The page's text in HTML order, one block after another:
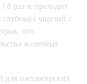
раз и проходит
ущелий с
что
железных
для пассажирских